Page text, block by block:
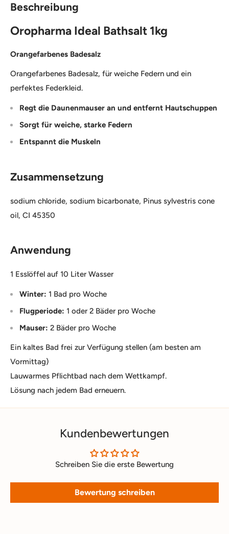
Beschreibung
Oropharma Ideal Bathsalt 1kg
Orangefarbenes Badesalz
Orangefarbenes Badesalz, für weiche Federn und ein
perfektes Federkleid.
Regt die Daunenmauser an und entfernt Hautschuppen
Sorgt für weiche, starke Federn
Entspannt die Muskeln
Zusammensetzung
sodium chloride, sodium bicarbonate, Pinus sylvestris cone
oil, CI 45350
Anwendung
1 Esslöffel auf 10 Liter Wasser
Winter: 1 Bad pro Woche
Flugperiode: 1 oder 2 Bäder pro Woche
Mauser: 2 Bäder pro Woche
Ein kaltes Bad frei zur Verfügung stellen (am besten am
Vormittag)
Lauwarmes Pflichtbad nach dem Wettkampf.
Lösung nach jedem Bad erneuern.
Kundenbewertungen
Schreiben Sie die erste Bewertung
Bewertung schreiben